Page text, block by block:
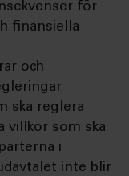
för
finansiella
och
ska reglera
villkor som ska
i
inte blir